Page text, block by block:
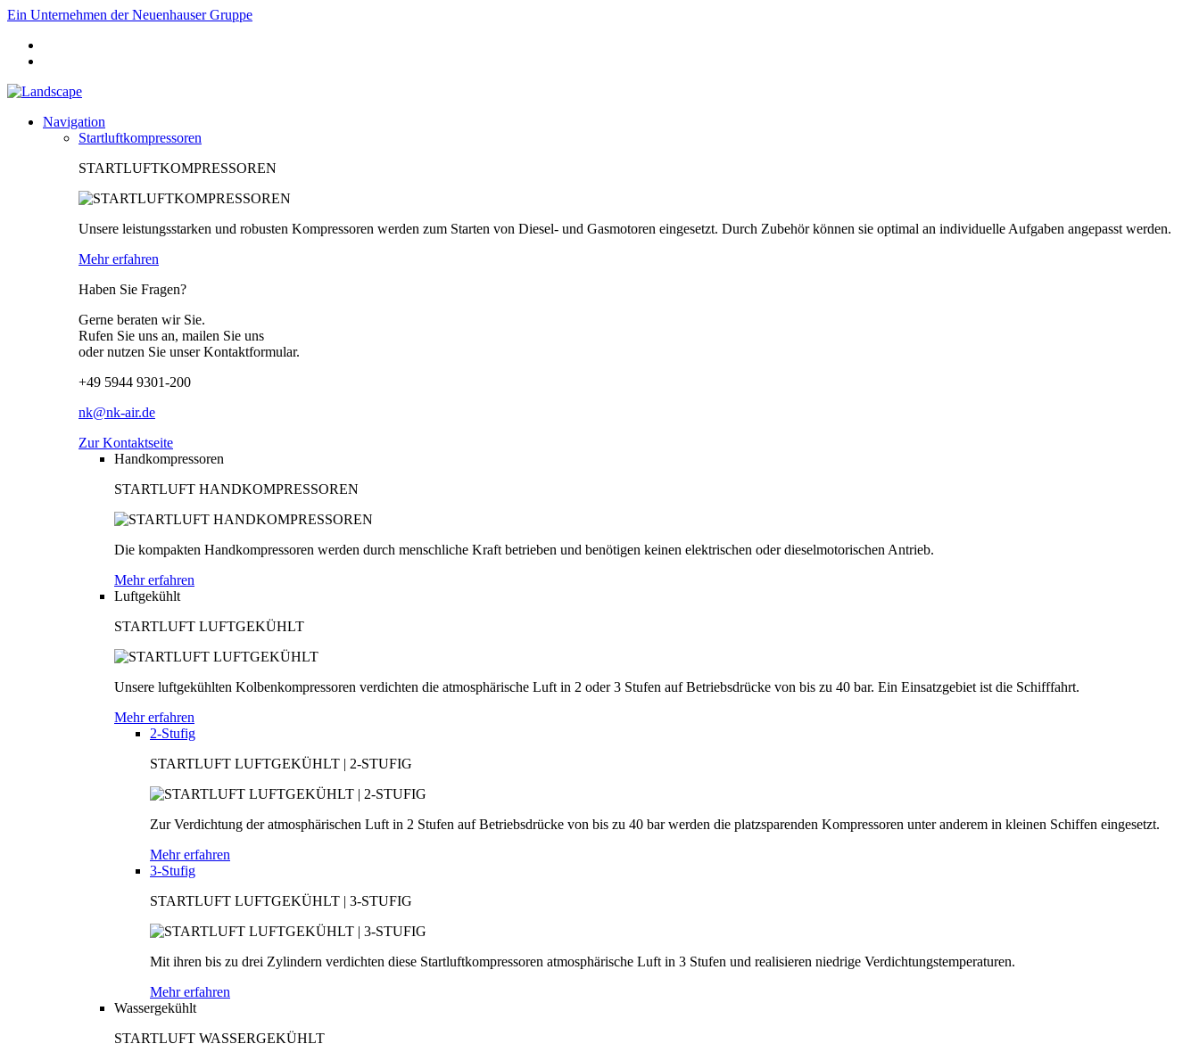
Ein Unternehmen der Neuenhauser Gruppe
Navigation
Startluftkompressoren
STARTLUFTKOMPRESSOREN
Unsere leistungsstarken und robusten Kompressoren werden zum Starten von Diesel- und Gasmotoren eingesetzt. Durch Zubehör können sie optimal an individuelle Aufgaben angepasst werden.
Mehr erfahren
Haben Sie Fragen?
Gerne beraten wir Sie.
Rufen Sie uns an, mailen Sie uns
oder nutzen Sie unser Kontaktformular.
+49 5944 9301-200
nk@nk-air.de
Zur Kontaktseite
Handkompressoren
STARTLUFT HANDKOMPRESSOREN
Die kompakten Handkompressoren werden durch menschliche Kraft betrieben und benötigen keinen elektrischen oder dieselmotorischen Antrieb.
Mehr erfahren
Luftgekühlt
STARTLUFT LUFTGEKÜHLT
Unsere luftgekühlten Kolbenkompressoren verdichten die atmosphärische Luft in 2 oder 3 Stufen auf Betriebsdrücke von bis zu 40 bar. Ein Einsatzgebiet ist die Schifffahrt.
Mehr erfahren
2-Stufig
STARTLUFT LUFTGEKÜHLT | 2-STUFIG
Zur Verdichtung der atmosphärischen Luft in 2 Stufen auf Betriebsdrücke von bis zu 40 bar werden die platzsparenden Kompressoren unter anderem in kleinen Schiffen eingesetzt.
Mehr erfahren
3-Stufig
STARTLUFT LUFTGEKÜHLT | 3-STUFIG
Mit ihren bis zu drei Zylindern verdichten diese Startluftkompressoren atmosphärische Luft in 3 Stufen und realisieren niedrige Verdichtungstemperaturen.
Mehr erfahren
Wassergekühlt
STARTLUFT WASSERGEKÜHLT